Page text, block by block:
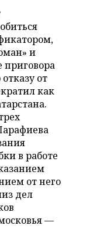
и
приговора
от
как
в работе
от него
дел
—